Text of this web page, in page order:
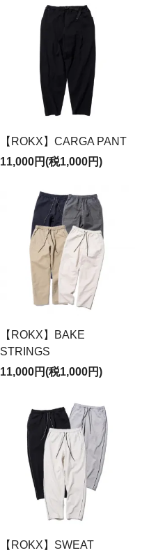
【ROKX】CARGA PANT
11,000円(税1,000円)
【ROKX】BAKE
STRINGS
11,000円(税1,000円)
【ROKX】SWEAT